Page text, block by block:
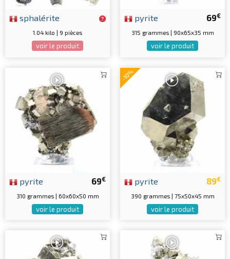
sphalérite
1.04 kilo | 9 pièces
voir le produit
69€
pyrite
315 grammes | 90x65x35 mm
voir le produit
69€
pyrite
310 grammes | 60x60x50 mm
voir le produit
-10%
89€
pyrite
390 grammes | 75x50x45 mm
voir le produit